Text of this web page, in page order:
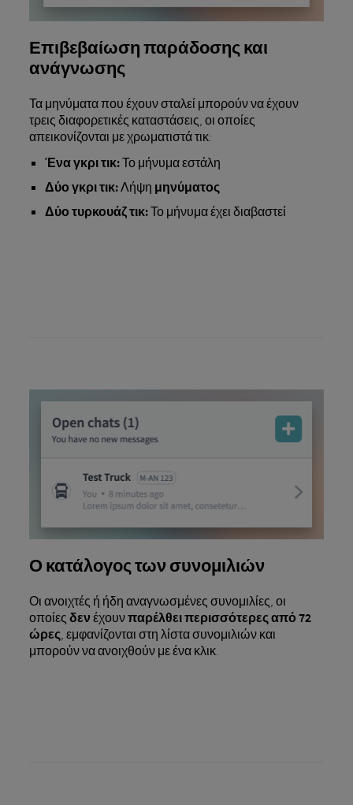
Επιβεβαίωση παράδοσης και
ανάγνωσης
Τα μηνύματα που έχουν σταλεί μπορούν να έχουν
τρεις διαφορετικές καταστάσεις, οι οποίες
απεικονίζονται με χρωματιστά τικ:
Ένα γκρι τικ:Το μήνυμα εστάλη
Δύο γκρι τικ:Λήψη μηνύματος
Δύο τυρκουάζ τικ:Το μήνυμα έχει διαβαστεί
Ο κατάλογος των συνομιλιών
Οι ανοιχτές ή ήδη αναγνωσμένες συνομιλίες, οι
οποίες δεν έχουνπαρέλθει περισσότερες από 72
ώρες, εμφανίζονται στη λίστα συνομιλιών και
μπορούν να ανοιχθούν με ένα κλικ.